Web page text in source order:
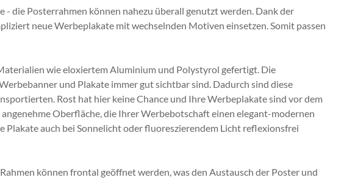
- die Posterrahmen können nahezu überall genutzt werden. Dank der
neue Werbeplakate mit wechselnden Motiven einsetzen. Somit passen
wie eloxiertem Aluminium und Polystyrol gefertigt. Die
und Plakate immer gut sichtbar sind. Dadurch sind diese
Rost hat hier keine Chance und Ihre Werbeplakate sind vor dem
Oberfläche, die Ihrer Werbebotschaft einen elegant-modernen
Plakate auch bei Sonnelicht oder fluoreszierendem Licht reflexionsfrei
können frontal geöffnet werden, was den Austausch der Poster und